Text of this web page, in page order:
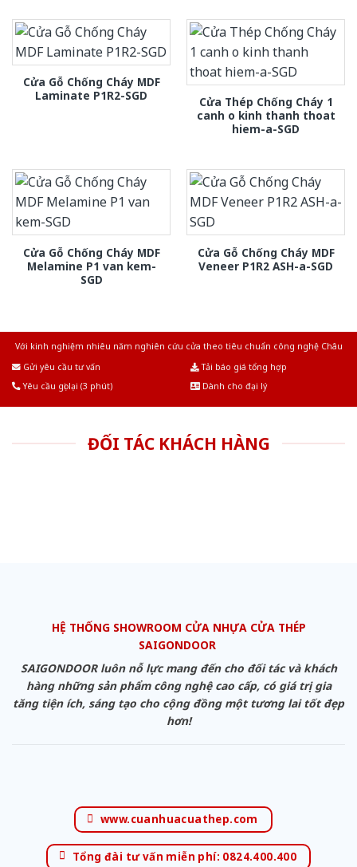
Cửa Gỗ Chống Cháy MDF
Laminate P1R2-SGD
Cửa Thép Chống Cháy 1
canh o kinh thanh thoat
hiem-a-SGD
Cửa Gỗ Chống Cháy MDF
Melamine P1 van kem-
SGD
Cửa Gỗ Chống Cháy MDF
Veneer P1R2 ASH-a-SGD
Với kinh nghiệm nhiêu năm nghiên cứu cửa theo tiêu chuẩn công nghệ Châu
Gửi yêu cầu tư vấn
Tải báo giá tổng hợp
Yêu cầu gọi lại (3 phút)
Dành cho đại lý
ĐỐI TÁC KHÁCH HÀNG
HỆ THỐNG SHOWROOM CỬA NHỰA CỬA THÉP
SAIGONDOOR
SAIGONDOOR luôn nỗ lực mang đến cho đối tác và khách
hàng những sản phẩm công nghệ cao cấp, có giá trị gia
tăng tiện ích, sáng tạo cho cộng đồng một tương lai tốt đẹp
hơn!
www.cuanhuacuathep.com
Tổng đài tư vấn miễn phí: 0824.400.400